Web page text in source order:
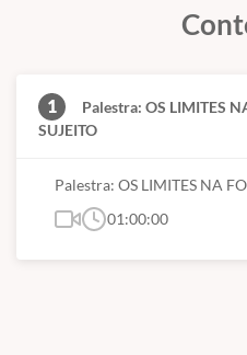
local de realização (cidade
data da realização;
1
Palestra: OS LIMITES
SUJEITO
Palestra: OS LIMITES NA
01:00:00